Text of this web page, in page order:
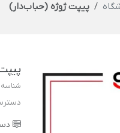
پیپت ژوژه (حباب‌دار)
شناسه